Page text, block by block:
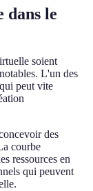
dans le
soient
L'un des
peut vite
des
courbe
ressources en
qui peuvent